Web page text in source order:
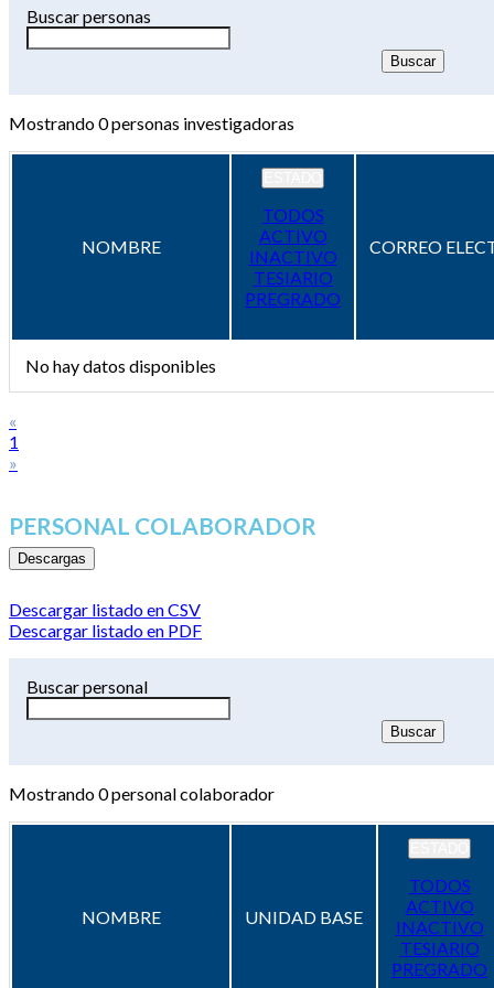
Buscar personas
Mostrando0personas investigadoras
NOMBRE
TODOS
ACTIVO
INACTIVO
TESIARIO
PREGRADO
CORREO
No hay datos disponibles
«
1
»
PERSONAL COLABORADOR
Descargas
Descargar listado en CSV
Descargar listado en PDF
Buscar personal
Mostrando0personal colaborador
NOMBRE UNIDAD BASE
TODOS
ACTIVO
INACTIVO
TESIARIO
PREGRADO